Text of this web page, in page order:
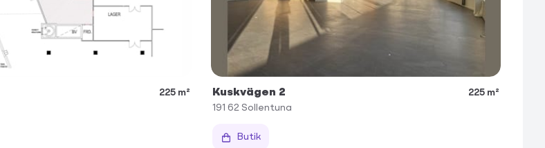
225 m²
Kuskvägen 2
225 m²
191 62 Sollentuna
Butik